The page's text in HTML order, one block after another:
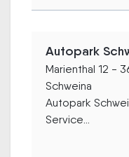
Autopark
Marienthal 12 -
Schweina
Autopark
Service...